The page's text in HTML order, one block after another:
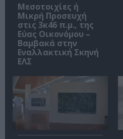
Μεσοτοιχίες ή
Μικρή Προσευχή
στις 3κ46 π.μ., της
Εύας Οικονόμου –
Βαμβακά στην
Εναλλακτική Σκηνή
ΕΛΣ